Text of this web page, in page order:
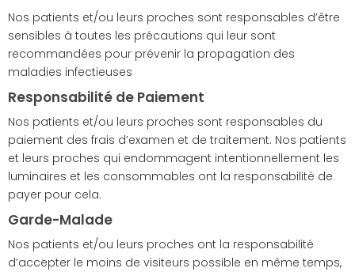
Nos patients et/ou leurs proches sont responsables d’être
sensibles à toutes les précautions qui leur sont
recommandées pour prévenir la propagation des
maladies infectieuses
Responsabilité de Paiement
Nos patients et/ou leurs proches sont responsables du
paiement des frais d’examen et de traitement. Nos patients
et leurs proches qui endommagent intentionnellement les
luminaires et les consommables ont la responsabilité de
payer pour cela.
Garde-Malade
Nos patients et/ou leurs proches ont la responsabilité
d’accepter le moins de visiteurs possible en même temps,